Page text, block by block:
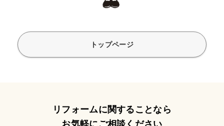
トップページ
リフォームに関することなら